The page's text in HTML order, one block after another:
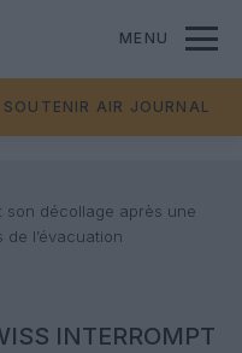
MENU
SOUTENIR AIR JOURNAL
son décollage après une
l’évacuation
INTERROMPT